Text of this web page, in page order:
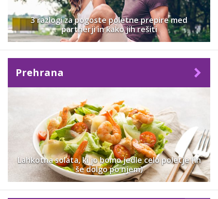
3 razlogi za pogoste poletne prepire med
partnerji in kako jih rešiti
Prehrana
Lahkotna solata, ki jo bomo jedle celo poletje (in
še dolgo po njem)